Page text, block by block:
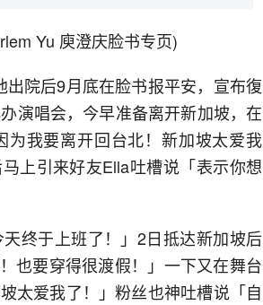
Yu 庾澄庆脸书专页)
院后9月底在脸书报平安，宣布復
演唱会，今早准备离开新加坡，在
我要离开回台北！新加坡太爱我
上引来好友Ella吐槽说「表示你想
终于上班了！」2日抵达新加坡后
也要穿得很渡假！」一下又在舞台
太爱我了！」粉丝也神吐槽说「自